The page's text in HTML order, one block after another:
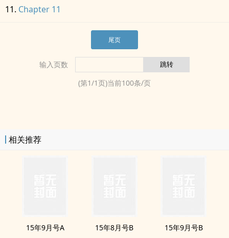
Chapter 11
尾页
输入页数
(第1/1页)当前100条/页
相关推荐
15年9月号A 15年8月号B 15年9月号B